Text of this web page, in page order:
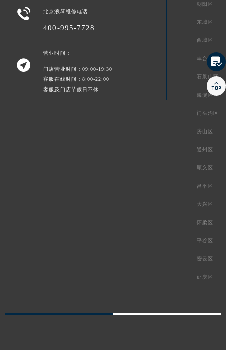
 北京浪琴维修电话
400-995-7728

营业时间：
门店营业时间：09:00-19:30
客服在线时间：8:00-22:00
客服及门店节假日不休
朝阳区
东城区
西城区
丰台区
石景山区
海淀区
门头沟区
房山区
通州区
顺义区
昌平区
大兴区
怀柔区
平谷区
密云区
延庆区

